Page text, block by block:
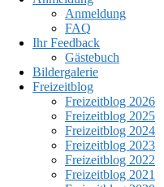
Anmeldung
FAQ
Ihr Feedback
Gästebuch
Bildergalerie
Freizeitblog
Freizeitblog 2026
Freizeitblog 2025
Freizeitblog 2024
Freizeitblog 2023
Freizeitblog 2022
Freizeitblog 2021